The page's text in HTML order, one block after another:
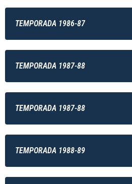
TEMPORADA 1986-87
TEMPORADA 1987-88
TEMPORADA 1987-88
TEMPORADA 1988-89